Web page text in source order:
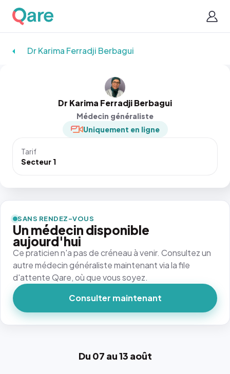
Dr Karima Ferradji Berbagui
Dr Karima Ferradji Berbagui
Médecin généraliste
Uniquement en ligne
Tarif
Secteur 1
Du 07 au 13 août
SANS RENDEZ-VOUS
Un médecin disponible
aujourd'hui
Ce praticien n'a pas de créneau à venir. Consultez un
autre médecin généraliste maintenant via la file
d'attente Qare, où que vous soyez.
Consulter maintenant